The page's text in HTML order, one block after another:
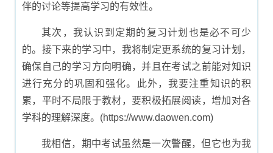
伴的讨论等提高学习的有效性。
其次，我认识到定期的复习计划也是必不可少
的。接下来的学习中，我将制定更系统的复习计划，
确保自己的学习方向明确，并且在考试之前能对知识
进行充分的巩固和强化。此外，我要注重知识的积
累，平时不局限于教材，要积极拓展阅读，增加对各
学科的理解深度。(https://www.daowen.com)
我相信，期中考试虽然是一次警醒，但它也为我